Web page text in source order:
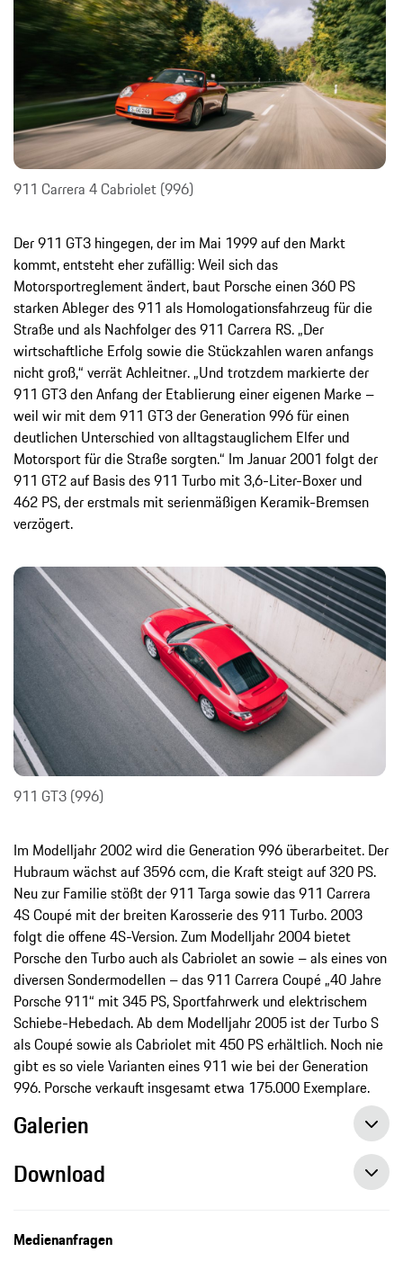
911 Carrera 4 Cabriolet (996)
Der 911 GT3 hingegen, der im Mai 1999 auf den Markt
kommt, entsteht eher zufällig: Weil sich das
Motorsportreglement ändert, baut Porsche einen 360 PS
starken Ableger des 911 als Homologationsfahrzeug für die
Straße und als Nachfolger des 911 Carrera RS. „Der
wirtschaftliche Erfolg sowie die Stückzahlen waren anfangs
nicht groß,“ verrät Achleitner. „Und trotzdem markierte der
911 GT3 den Anfang der Etablierung einer eigenen Marke –
weil wir mit dem 911 GT3 der Generation 996 für einen
deutlichen Unterschied von alltagstauglichem Elfer und
Motorsport für die Straße sorgten.“ Im Januar 2001 folgt der
911 GT2 auf Basis des 911 Turbo mit 3,6-Liter-Boxer und
462 PS, der erstmals mit serienmäßigen Keramik-Bremsen
verzögert.
911 GT3 (996)
Im Modelljahr 2002 wird die Generation 996 überarbeitet. Der
Hubraum wächst auf 3596 ccm, die Kraft steigt auf 320 PS.
Neu zur Familie stößt der 911 Targa sowie das 911 Carrera
4S Coupé mit der breiten Karosserie des 911 Turbo. 2003
folgt die offene 4S-Version. Zum Modelljahr 2004 bietet
Porsche den Turbo auch als Cabriolet an sowie – als eines von
diversen Sondermodellen – das 911 Carrera Coupé „40 Jahre
Porsche 911“ mit 345 PS, Sportfahrwerk und elektrischem
Schiebe-Hebedach. Ab dem Modelljahr 2005 ist der Turbo S
als Coupé sowie als Cabriolet mit 450 PS erhältlich. Noch nie
gibt es so viele Varianten eines 911 wie bei der Generation
996. Porsche verkauft insgesamt etwa 175.000 Exemplare.
Galerien
Download
Medienanfragen